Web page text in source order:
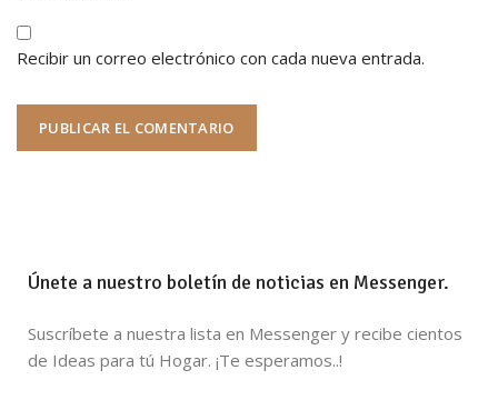
Recibir un correo electrónico con cada nueva entrada.
Únete a nuestro boletín de noticias en Messenger.
Suscríbete a nuestra lista en Messenger y recibe cientos
de Ideas para tú Hogar. ¡Te esperamos..!